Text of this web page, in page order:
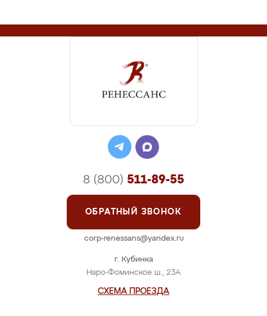
г. Кубинка
Наро-Фоминское ш., 23А
СХЕМА ПРОЕЗДА
8 (800) 511-89-55
ОБРАТНЫЙ ЗВОНОК
corp-renessans@yandex.ru